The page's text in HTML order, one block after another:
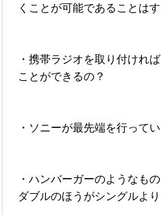
くことが可能であることは
・携帯ラジオを取り付けれ
ことができるの？
・ソニーが最先端を行って
・ハンバーガーのようなもの
ダブルのほうがシングルより